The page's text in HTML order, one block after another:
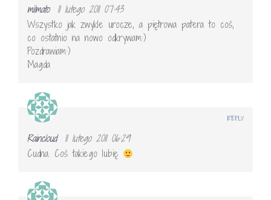
milmato
11 lutego 2011 07:43
Wszystko jak zwykle urocze, a piętrowa patera to coś,
co ostatnio na nowo odkrywam:)
Pozdrawiam:)
Magda
Raincloud
11 lutego 2011 06:29
Cudna. Coś takiego lubię
REPLY